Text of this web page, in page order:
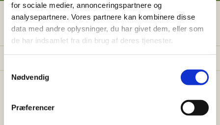
for sociale medier, annonceringspartnere og
analysepartnere. Vores partnere kan kombinere disse
data med andre oplysninger, du har givet dem, eller som
de har indsamlet fra din brug af deres tjenester.
Nødvendig
Præferencer
Græsslåning
Hvad koster detegentligat få
hjælp i haven?
Få vores prisguide med faste timepriser, eksempler
Konkrete eksempler på typiske opgaver
Sådan sparer du 26% med servicefradraget